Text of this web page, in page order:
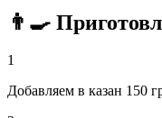
👨‍🍳
1
Добавляем в казан 150